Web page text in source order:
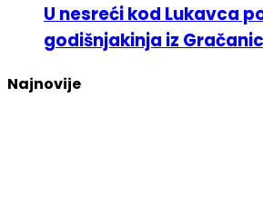
U nesreći kod Lukavca
godišnjakinja iz
Najnovije